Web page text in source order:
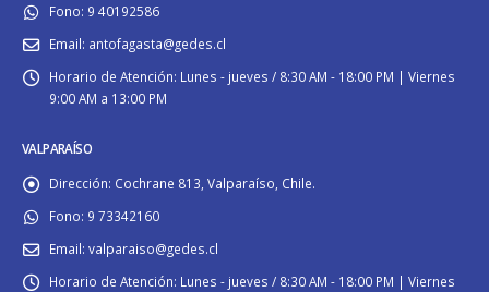
Fono: 9 40192586
Email: antofagasta@gedes.cl
Horario de Atención: Lunes - jueves / 8:30 AM - 18:00 PM | Viernes
9:00 AM a 13:00 PM
VALPARAÍSO
Dirección: Cochrane 813, Valparaíso, Chile.
Fono: 9 73342160
Email: valparaiso@gedes.cl
Horario de Atención: Lunes - jueves / 8:30 AM - 18:00 PM | Viernes